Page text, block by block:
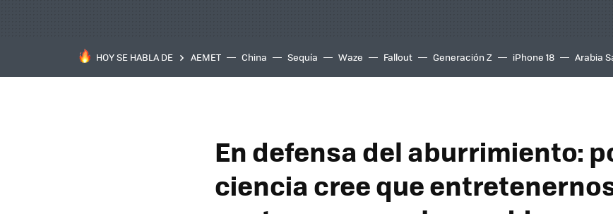
HOY SE HABLA DE AEMET China Sequía Waze Fallout Generación Z iPhone 18 Arabia
En defensa del aburrimiento:
ciencia cree que